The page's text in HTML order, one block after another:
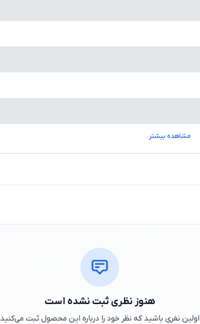
مشاهده بیشتر
هنوز نظری ثبت نشده است
اولین نفری باشید که نظر خود را درباره این محصول ثبت می‌کنید